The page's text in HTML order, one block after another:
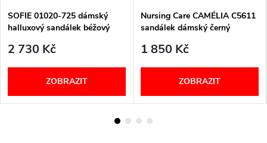
SOFIE 01020-725 dámský
halluxový sandálek béžový
2 730 Kč
ZOBRAZIT
Nursing Care CAMÉLIA C5611
sandálek dámský černý
1 850 Kč
ZOBRAZIT